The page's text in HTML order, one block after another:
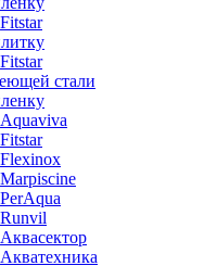
Fitstar
Fitstar
стали
Aquaviva
Fitstar
Flexinox
Marpiscine
PerAqua
Runvil
Аквасектор
Акватехника